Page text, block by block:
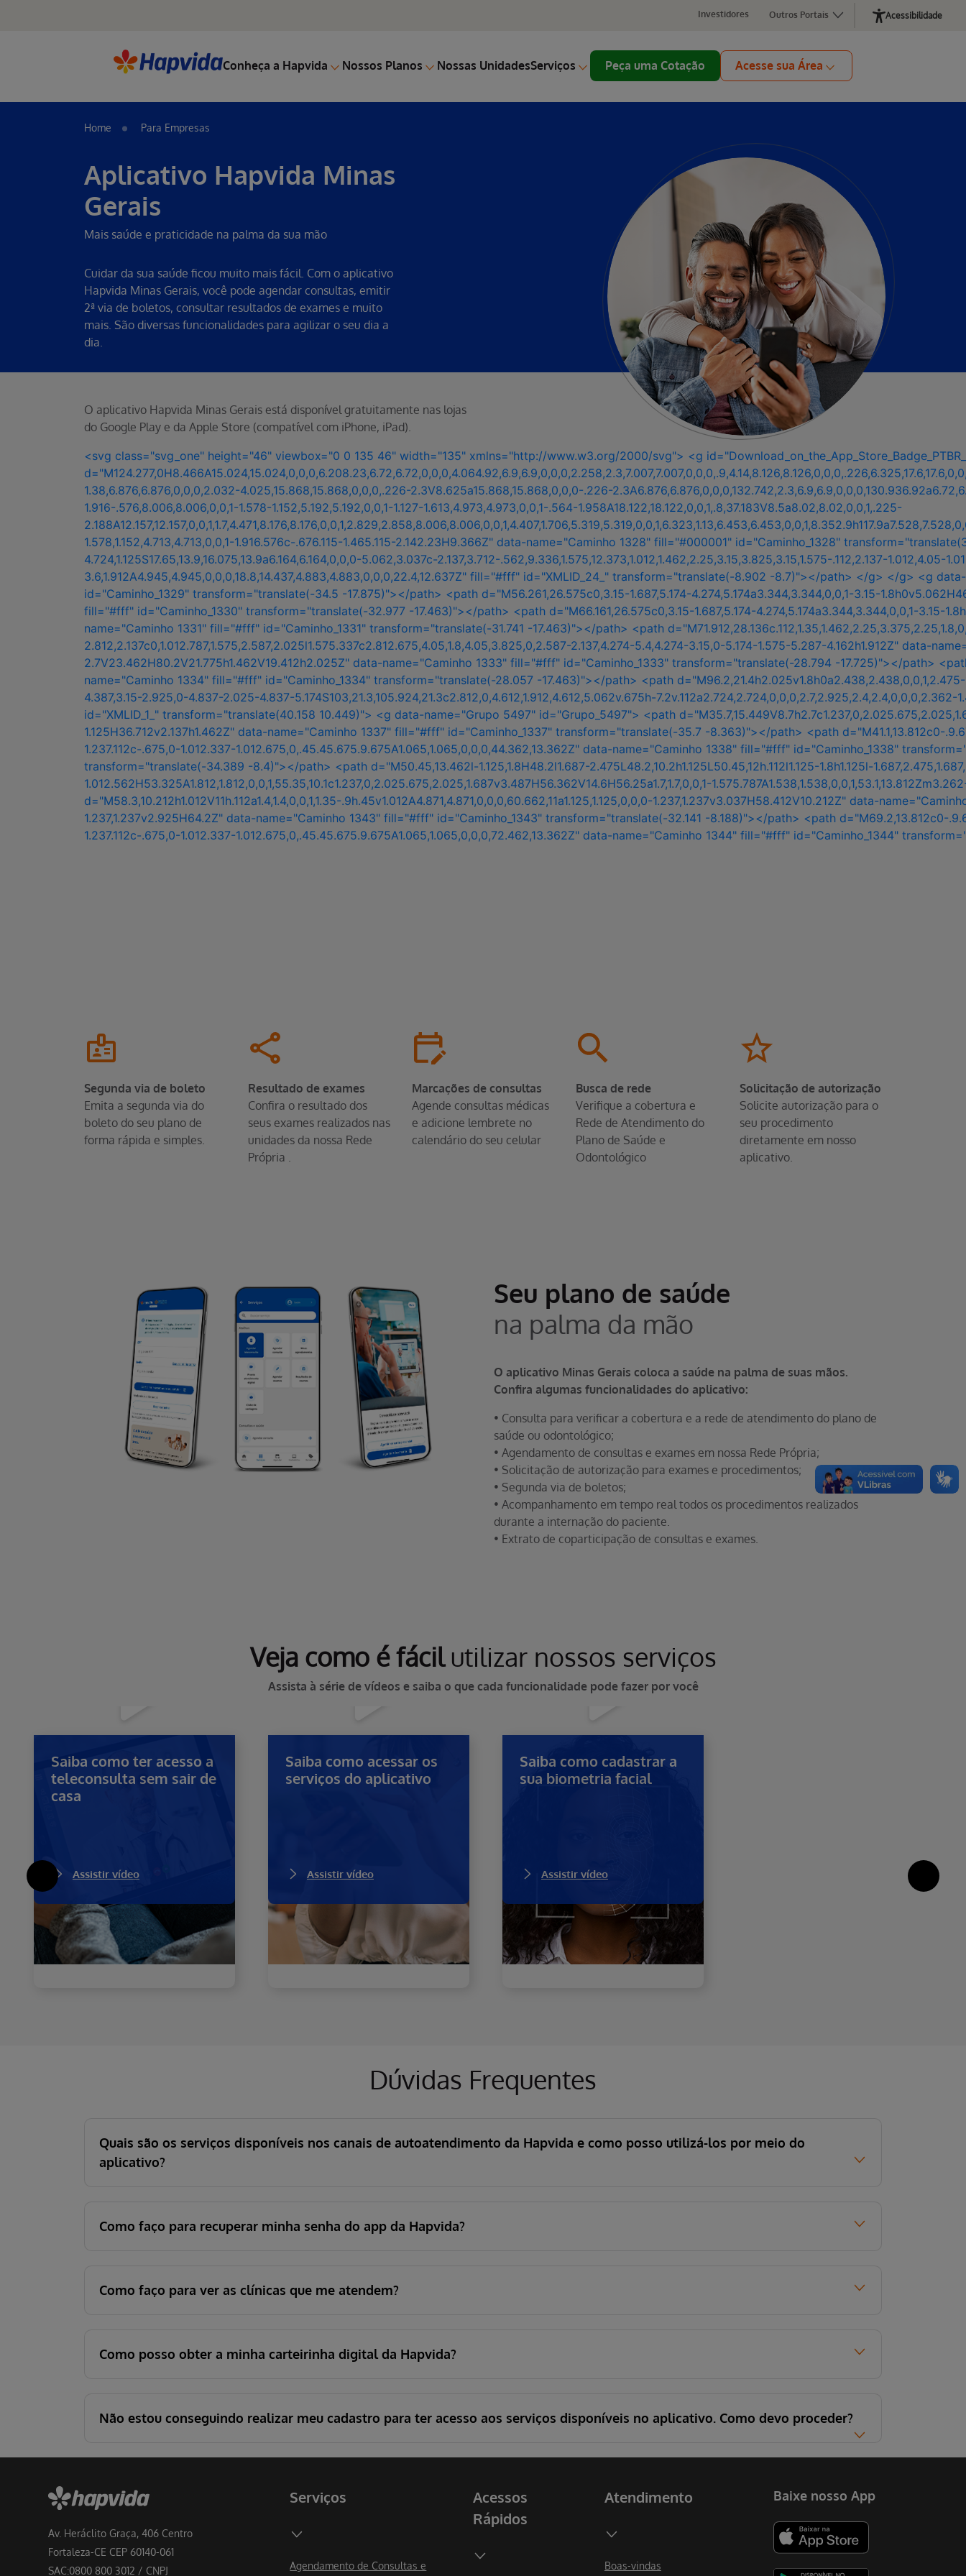
Investidores Outros Portais Acessibilidade
Conheça a Hapvida Nossos Planos Nossas UnidadesServiços Peça uma Cotação Acesse sua Área
Home Para Empresas
Aplicativo Hapvida Minas
Gerais
Mais saúde e praticidade na palma da sua mão
Cuidar da sua saúde ficou muito mais fácil. Com o aplicativo
Hapvida Minas Gerais, você pode agendar consultas, emitir
2ª via de boletos, consultar resultados de exames e muito
mais. São diversas funcionalidades para agilizar o seu dia a
dia.
O aplicativo Hapvida Minas Gerais está disponível gratuitamente nas lojas
do Google Play e da Apple Store (compatível com iPhone, iPad).
<svg class="svg_one" height="46" viewbox="0 0 135 46" width="135" xmlns="http://www.w3.org/2000/svg"> <g
1.38,6.876,6.876,0,0,0,2.032-4.025,15.868,15.868,0,0,0,.226-2.3V8.625a15.868,15.868,0,0,0-.226-
1.916-.576,8.006,8.006,0,0,1-1.578-1.152,5.192,5.192,0,0,1-1.127-1.613,4.973,4.973,0,0,1-.564-1.958A18.122,18.122,0,0,1,.8,37.183V8.5a8.02,8.02,0,0,1,.225-
1.578,1.152,4.713,4.713,0,0,1-1.916.576c-.676.115-1.465.115-2.142.23H9.366Z" data-name="Caminho 1328" fill="#000001" id="Caminho_1328"
4.724,1.125S17.65,13.9,16.075,13.9a6.164,6.164,0,0,0-5.062,3.037c-2.137,3.712-.562,9.336,1.575,12.373,1.012,1.462,2.25,3.15,3.825,3.15,1.575-.112,2.137-
3.6,1.912A4.945,4.945,0,0,0,18.8,14.437,4.883,4.883,0,0,0,22.4,12.637Z" fill="#fff" id="XMLID_24_" transform="translate(-8.902 -8.7)"></path> </g> </g> <g
id="Caminho_1329" transform="translate(-34.5 -17.875)"></path> <path d="M56.261,26.575c0,3.15-1.687,5.174-4.274,5.174a3.344,3.344,0,0,1-3.15-
fill="#fff" id="Caminho_1330" transform="translate(-32.977 -17.463)"></path> <path d="M66.161,26.575c0,3.15-1.687,5.174-4.274,5.174a3.344,3.344,0,0,1-3.15-
name="Caminho 1331" fill="#fff" id="Caminho_1331" transform="translate(-31.741 -17.463)"></path> <path
2.812,2.137c0,1.012.787,1.575,2.587,2.025l1.575.337c2.812.675,4.05,1.8,4.05,3.825,0,2.587-2.137,4.274-5.4,4.274-3.15,0-5.174-1.575-5.287-4.162h1.912Z"
2.7V23.462H80.2V21.775h1.462V19.412h2.025Z" data-name="Caminho 1333" fill="#fff" id="Caminho_1333" transform="translate(-28.794 -17.725)"></path> <path
name="Caminho 1334" fill="#fff" id="Caminho_1334" transform="translate(-28.057 -17.463)"></path> <path
4.387,3.15-2.925,0-4.837-2.025-4.837-5.174S103,21.3,105.924,21.3c2.812,0,4.612,1.912,4.612,5.062v.675h-
id="XMLID_1_" transform="translate(40.158 10.449)"> <g data-name="Grupo 5497" id="Grupo_5497"> <path
1.125H36.712v2.137h1.462Z" data-name="Caminho 1337" fill="#fff" id="Caminho_1337" transform="translate(-35.7 -8.363)"></path> <path d="M41.1,13.812c0-
1.237.112c-.675,0-1.012.337-1.012.675,0,.45.45.675.9.675A1.065,1.065,0,0,0,44.362,13.362Z" data-name="Caminho 1338" fill="#fff" id="Caminho_1338"
transform="translate(-34.389 -8.4)"></path> <path d="M50.45,13.462l-1.125,1.8H48.2l1.687-2.475L48.2,10.2h1.125L50.45,12h.112l1.125-1.8h1.125l-
1.012.562H53.325A1.812,1.812,0,0,1,55.35,10.1c1.237,0,2.025.675,2.025,1.687v3.487H56.362V14.6H56.25a1.7,1.7,0,0,1-
d="M58.3,10.212h1.012V11h.112a1.4,1.4,0,0,1,1.35-.9h.45v1.012A4.871,4.871,0,0,0,60.662,11a1.125,1.125,0,0,0-1.237,1.237v3.037H58.412V10.212Z" data-
1.237,1.237v2.925H64.2Z" data-name="Caminho 1343" fill="#fff" id="Caminho_1343" transform="translate(-32.141 -8.188)"></path> <path d="M69.2,13.812c0-
1.237.112c-.675,0-1.012.337-1.012.675,0,.45.45.675.9.675A1.065,1.065,0,0,0,72.462,13.362Z" data-name="Caminho 1344" fill="#fff" id="Caminho_1344"
Segunda via de boleto
Emita a segunda via do
boleto do seu plano de
forma rápida e simples.
Resultado de exames
Confira o resultado dos
seus exames realizados nas
unidades da nossa Rede
Própria .
Marcações de consultas
Agende consultas médicas
e adicione lembrete no
calendário do seu celular
Busca de rede
Verifique a cobertura e
Rede de Atendimento do
Plano de Saúde e
Odontológico
Solicitação de autorização
Solicite autorização para o
seu procedimento
diretamente em nosso
aplicativo.
Seu plano de saúde
na palma da mão
O aplicativo Minas Gerais coloca a saúde na palma de suas mãos.
Confira algumas funcionalidades do aplicativo:
• Consulta para verificar a cobertura e a rede de atendimento do plano de
saúde ou odontológico;
• Agendamento de consultas e exames em nossa Rede Própria;
• Solicitação de autorização para exames e procedimentos;
• Segunda via de boletos;
• Acompanhamento em tempo real todos os procedimentos realizados
durante a internação do paciente.
• Extrato de coparticipação de consultas e exames.
Veja como é fácilutilizar nossos serviços
Assista à série de vídeos e saiba o que cada funcionalidade pode fazer por você
Saiba como ter acesso a
teleconsulta sem sair de
casa
Assistir vídeo
Saiba como acessar os
serviços do aplicativo
Assistir vídeo
Saiba como cadastrar a
sua biometria facial
Assistir vídeo
Dúvidas Frequentes
Quais são os serviços disponíveis nos canais de autoatendimento da Hapvida e como posso utilizá-los por meio do
aplicativo?
Como faço para recuperar minha senha do app da Hapvida?
Como faço para ver as clínicas que me atendem?
Como posso obter a minha carteirinha digital da Hapvida?
Não estou conseguindo realizar meu cadastro para ter acesso aos serviços disponíveis no aplicativo. Como devo proceder?
Av. Heráclito Graça, 406 Centro
Fortaleza-CE CEP 60140-061
SAC:0800 800 3012 / CNPJ
Serviços
Agendamento de Consultas e
Acessos
Rápidos
Atendimento
Boas-vindas
Baixe nosso App